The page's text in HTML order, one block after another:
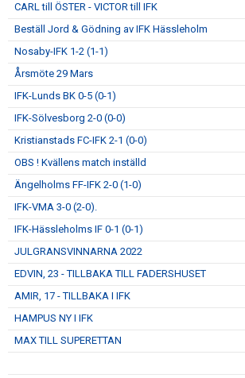
CARL till ÖSTER - VICTOR till IFK
Beställ Jord & Gödning av IFK Hässleholm
Nosaby-IFK 1-2 (1-1)
Årsmöte 29 Mars
IFK-Lunds BK 0-5 (0-1)
IFK-Sölvesborg 2-0 (0-0)
Kristianstads FC-IFK 2-1 (0-0)
OBS ! Kvällens match inställd
Ängelholms FF-IFK 2-0 (1-0)
IFK-VMA 3-0 (2-0).
IFK-Hässleholms IF 0-1 (0-1)
JULGRANSVINNARNA 2022
EDVIN, 23 - TILLBAKA TILL FADERSHUSET
AMIR, 17 - TILLBAKA I IFK
HAMPUS NY I IFK
MAX TILL SUPERETTAN